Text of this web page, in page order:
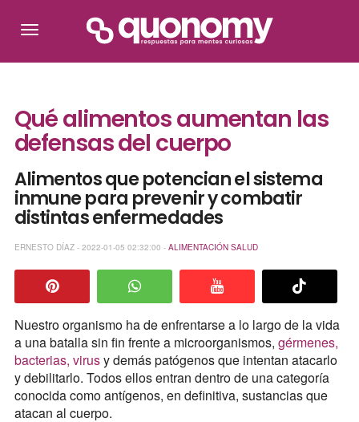
Qué alimentos aumentan las
defensas del cuerpo
Alimentos que potencian el sistema
inmune para prevenir y combatir
distintas enfermedades
ERNESTO DÍAZ - 2022-01-05 02:32:00 - ALIMENTACIÓN SALUD
Nuestro organismo ha de enfrentarse a lo largo de la vida
a una batalla sin fin frente a microorganismos, gérmenes,
bacterias, virusy demás patógenos que intentan atacarlo
y debilitarlo. Todos ellos entran dentro de una categoría
conocida como antígenos, en definitiva, sustancias que
atacan al cuerpo.